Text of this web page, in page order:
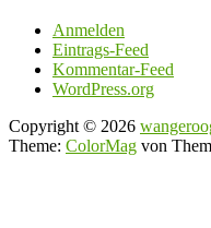
Anmelden
Eintrags-Feed
Kommentar-Feed
WordPress.org
Copyright © 2026
Theme: ColorMag von